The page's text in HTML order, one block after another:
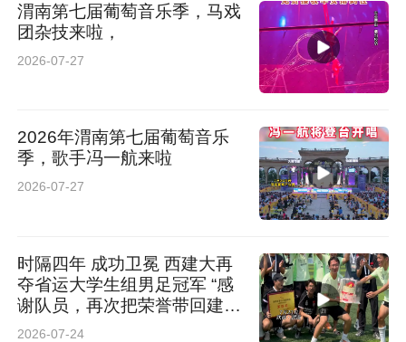
渭南第七届葡萄音乐季，马戏
团杂技来啦，
2026-07-27
2026年渭南第七届葡萄音乐
季，歌手冯一航来啦
2026-07-27
时隔四年 成功卫冕 西建大再
夺省运大学生组男足冠军 “感
谢队员，再次把荣誉带回建
大”
2026-07-24